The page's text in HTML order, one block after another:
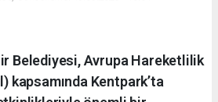
Belediyesi, Avrupa Hareketlilik
kapsamında Kentpark’ta